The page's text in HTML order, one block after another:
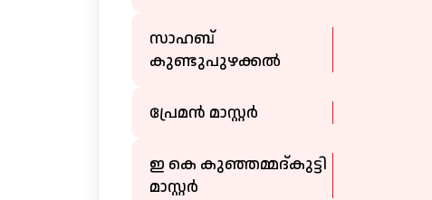
സാഹബ്
കുണ്ടുപുഴക്കൽ
പ്രേമൻ മാസ്റ്റർ
ഇ കെ കുഞ്ഞമ്മദ്‌കുട്ടി
മാസ്റ്റർ